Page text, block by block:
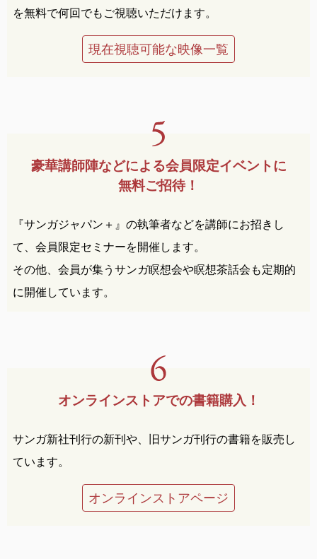
を無料で何回でもご視聴いただけます。
現在視聴可能な映像一覧
豪華講師陣などによる会員限定イベントに
無料ご招待！
『サンガジャパン＋』の執筆者などを講師にお招きし
て、会員限定セミナーを開催します。
その他、会員が集うサンガ瞑想会や瞑想茶話会も定期的
に開催しています。
オンラインストアでの書籍購入！
サンガ新社刊行の新刊や、旧サンガ刊行の書籍を販売し
ています。
オンラインストアページ